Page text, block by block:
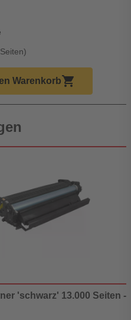
Menge
Warenkorbshopping_cart
'schwarz' 13.000 Seiten